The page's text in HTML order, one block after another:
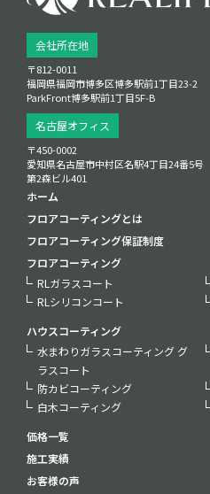
会社所在地
〒812-0011
福岡県福岡市博多区博多駅前1丁目23‑2
ParkFront博多駅前1丁目5F‑B
名古屋オフィス
〒450-0002
愛知県名古屋市中村区名駅4丁目24番5号
第2森ビル401
ホーム
フロアコーティングとは
フロアコーティング保証制度
フロアコーティング
RLガラスコート
RLシリコンコート
ハウスコーティング
水まわりガラスコーティング グ
ラスコート
防カビコーティング
白木コーティング
価格一覧
施工実績
お客様の声